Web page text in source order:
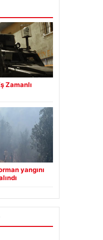
Zamanlı
yangını